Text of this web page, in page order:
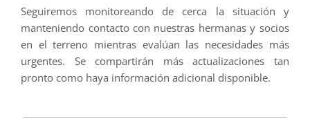
Seguiremos monitoreando de cerca la situación y
manteniendo contacto con nuestras hermanas y socios
en el terreno mientras evalúan las necesidades más
urgentes. Se compartirán más actualizaciones tan
pronto como haya información adicional disponible.